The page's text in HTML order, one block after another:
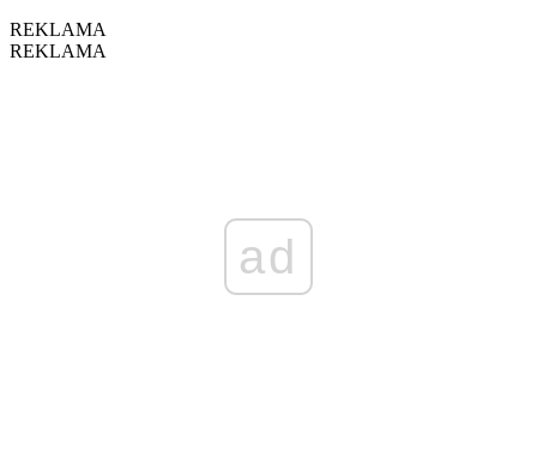
REKLAMA
REKLAMA
ad